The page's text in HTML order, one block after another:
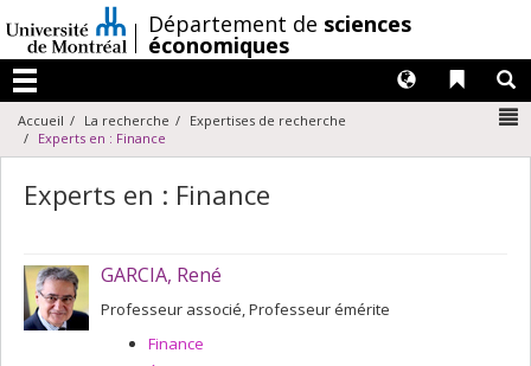
au
contenu
/Département de sciences
économiques
Menu
Liens
Langues
Accueil La recherche
Expertises de recherche
Experts en : Finance
Experts en : Finance
GARCIA, René
Professeur associé, Professeur émérite
Finance